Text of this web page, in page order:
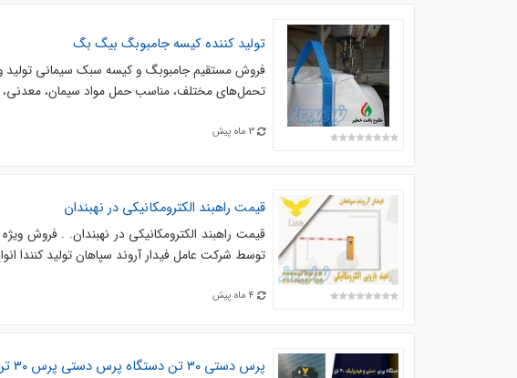
تولید کننده کیسه جامبوبگ بیگ بگ
تحمل‌های مختلف، مناسب حمل مواد سیمان، معدنی،
3 ماه پیش
قیمت راهبند الکترومکانیکی در نهبندان
قیمت راهبند الکترومکانیکی در نهبندان. . فروش
توسط شرکت عامل فیدار آروند سپاهان تولید کنندا
4 ماه پیش
پرس دستی ۳۰ تن دستگاه پرس دستی پرس ۳۰ تن دستی پرس هیدرولیک